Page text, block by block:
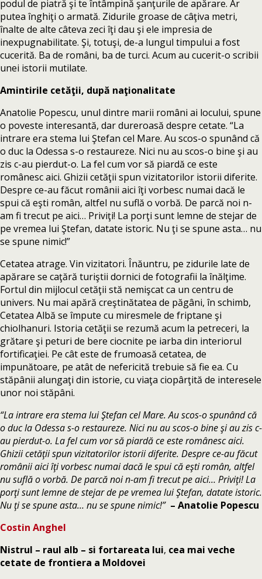
podul de piatră şi te întâmpină şanţurile de apărare. Ar
putea înghiţi o armată. Zidurile groase de câţiva metri,
înalte de alte câteva zeci îţi dau şi ele impresia de
inexpugnabilitate. Şi, totuşi, de-a lungul timpului a fost
cucerită. Ba de români, ba de turci. Acum au cucerit-o scribii
unei istorii mutilate.
Amintirile cetăţii, după naţionalitate
Anatolie Popescu, unul dintre marii români ai locului, spune
o poveste interesantă, dar dureroasă despre cetate. “La
intrare era stema lui Ştefan cel Mare. Au scos-o spunând că
o duc la Odessa s-o restaureze. Nici nu au scos-o bine şi au
zis c-au pierdut-o. La fel cum vor să piardă ce este
românesc aici. Ghizii cetăţii spun vizitatorilor istorii diferite.
Despre ce-au făcut românii aici îţi vorbesc numai dacă le
spui că eşti român, altfel nu suflă o vorbă. De parcă noi n-
am fi trecut pe aici… Priviţi! La porţi sunt lemne de stejar de
pe vremea lui Ştefan, datate istoric. Nu ţi se spune asta… nu
se spune nimic!”
Cetatea atrage. Vin vizitatori. Înăuntru, pe zidurile late de
apărare se caţără turiştii dornici de fotografii la înălţime.
Fortul din mijlocul cetăţii stă nemişcat ca un centru de
univers. Nu mai apără creştinătatea de păgâni, în schimb,
Cetatea Albă se împute cu miresmele de friptane şi
chiolhanuri. Istoria cetăţii se rezumă acum la petreceri, la
grătare şi peturi de bere ciocnite pe iarba din interiorul
fortificaţiei. Pe cât este de frumoasă cetatea, de
impunătoare, pe atât de nefericită trebuie să fie ea. Cu
stăpânii alungaţi din istorie, cu viaţa ciopârţită de interesele
unor noi stăpâni.
“La intrare era stema lui Ştefan cel Mare. Au scos-o spunând că
o duc la Odessa s-o restaureze. Nici nu au scos-o bine şi au zis c-
au pierdut-o. La fel cum vor să piardă ce este românesc aici.
Ghizii cetăţii spun vizitatorilor istorii diferite. Despre ce-au făcut
românii aici îţi vorbesc numai dacă le spui că eşti român, altfel
nu suflă o vorbă. De parcă noi n-am fi trecut pe aici… Priviţi! La
porţi sunt lemne de stejar de pe vremea lui Ştefan, datate istoric.
Nu ţi se spune asta… nu se spune nimic!” – Anatolie Popescu
Costin Anghel
Nistrul – raul alb – si fortareata lui, cea mai veche
cetate de frontiera a Moldovei